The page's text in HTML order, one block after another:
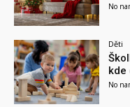
No
Děti
kde
No